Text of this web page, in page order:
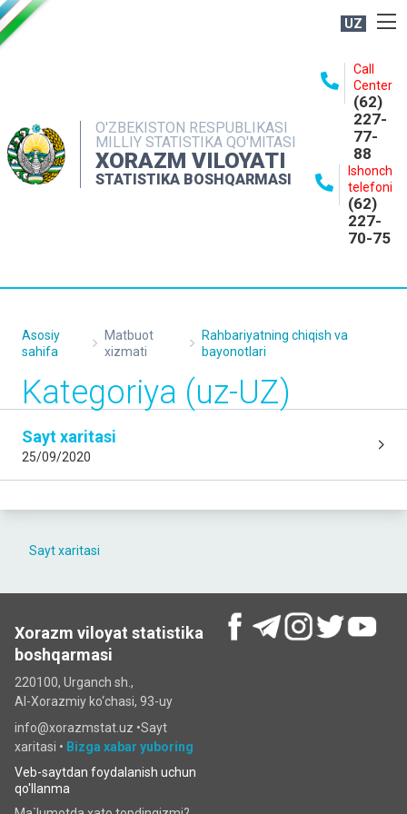
UZ
O'ZBEKISTON RESPUBLIKASI
MILLIY STATISTIKA QO'MITASI
XORAZM VILOYATI
STATISTIKA BOSHQARMASI
Call
Center
(62)
227-
77-
88
Ishonch
telefoni
(62)
227-
70-75
NASHRLAR
INTERAKTIV XIZMATLAR
MATBUOT XIZMATI
Sayt xaritasi
Asosiy
sahifa
Matbuot
xizmati
Rahbariyatning chiqish va
bayonotlari
Kategoriya (uz-UZ)
Sayt xaritasi
25/09/2020
Xorazm viloyat statistika
boshqarmasi
220100, Urganch sh.,
Al-Xorazmiy ko‘chаsi, 93-uy
info@xorazmstat.uz •Sayt
xaritasi • Bizga xabar yuboring
Veb-saytdan foydalanish uchun
qo'llanma